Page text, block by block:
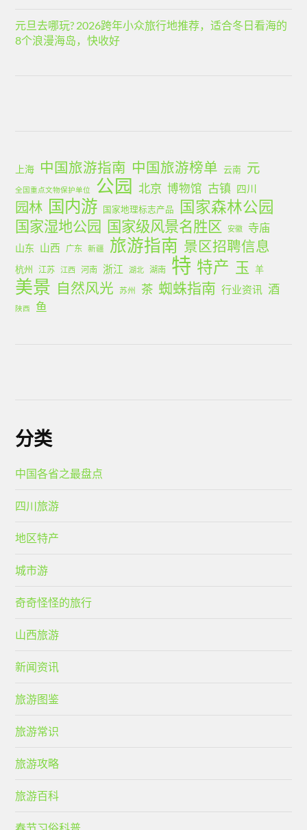
元旦去哪玩? 2026跨年小众旅行地推荐，适合冬日看海的
8个浪漫海岛，快收好
上海 中国旅游指南 中国旅游榜单 云南 元
全国重点文物保护单位 公园 北京 博物馆 古镇 四川
园林 国内游 国家地理标志产品 国家森林公园
国家湿地公园 国家级风景名胜区 安徽 寺庙
山东 山西 广东 新疆 旅游指南 景区招聘信息
杭州 江苏 江西 河南 浙江 湖北 湖南 特 特产 玉 羊
美景 自然风光 苏州 茶 蜘蛛指南 行业资讯 酒
陕西 鱼
分类
中国各省之最盘点
四川旅游
地区特产
城市游
奇奇怪怪的旅行
山西旅游
新闻资讯
旅游图鉴
旅游常识
旅游攻略
旅游百科